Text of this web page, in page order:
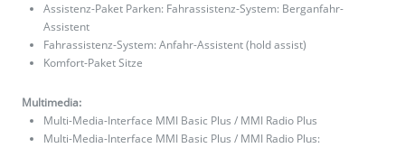
Assistenz-Paket Parken: Fahrassistenz-System: Berganfahr-
Assistent
Fahrassistenz-System: Anfahr-Assistent (hold assist)
Komfort-Paket Sitze
Multimedia:
Multi-Media-Interface MMI Basic Plus / MMI Radio Plus
Multi-Media-Interface MMI Basic Plus / MMI Radio Plus: